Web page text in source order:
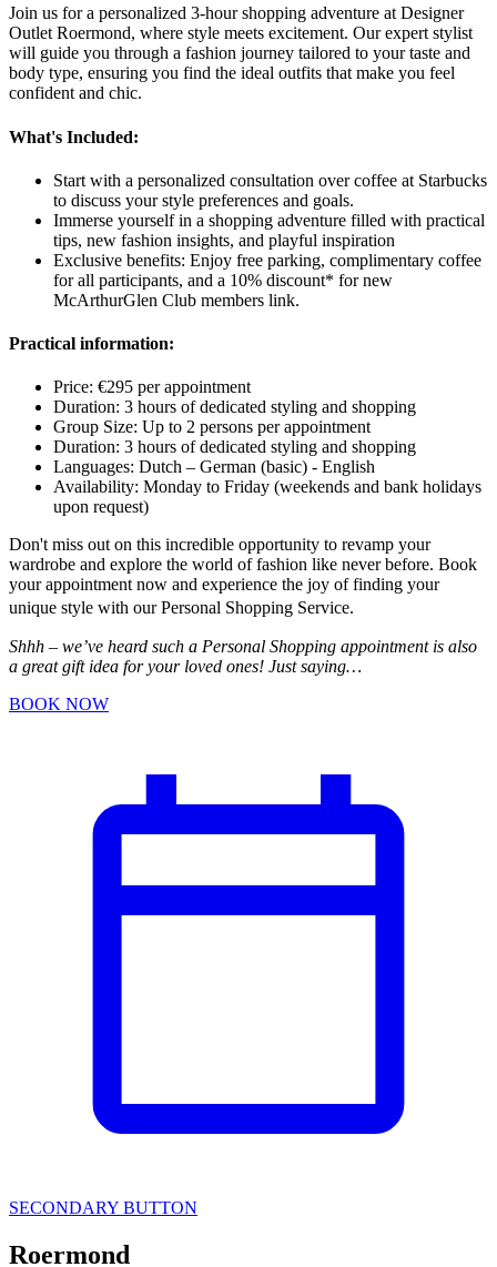
Join us for a personalized 3-hour shopping adventure at Designer
Outlet Roermond, where style meets excitement. Our expert stylist
will guide you through a fashion journey tailored to your taste and
body type, ensuring you find the ideal outfits that make you feel
confident and chic.
What's Included:
Start with a personalized consultation over coffee at Starbucks
to discuss your style preferences and goals.
Immerse yourself in a shopping adventure filled with practical
tips, new fashion insights, and playful inspiration
Exclusive benefits: Enjoy free parking, complimentary coffee
for all participants, and a 10% discount* for new
McArthurGlen Club members link.
Practical information:
Price: €295 per appointment
Duration: 3 hours of dedicated styling and shopping
Group Size: Up to 2 persons per appointment
Duration: 3 hours of dedicated styling and shopping
Languages: Dutch – German (basic) - English
Availability: Monday to Friday (weekends and bank holidays
upon request)
Don't miss out on this incredible opportunity to revamp your
wardrobe and explore the world of fashion like never before. Book
your appointment now and experience the joy of finding your
unique style with our Personal Shopping Service.
Shhh – we’ve heard such a Personal Shopping appointment is also
a great gift idea for your loved ones! Just saying…
BOOK NOW
SECONDARY BUTTON
Roermond